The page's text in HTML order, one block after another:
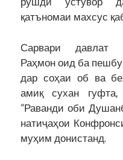
қатъномаи махсус
Сарвари давлат
Раҳмон оид ба
дар соҳаи об ва
амиқ сухан
“Раванди оби
натиҷаҳои
муҳим донистанд.